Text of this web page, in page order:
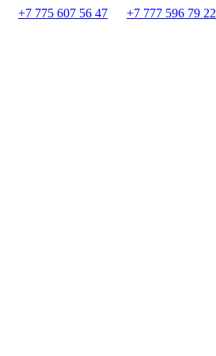
+7 775 607 56 47
+7 777 596 79 22